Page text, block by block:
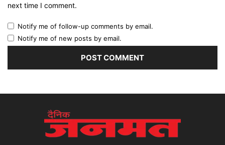
next time I comment.
Notify me of follow-up comments by email.
Notify me of new posts by email.